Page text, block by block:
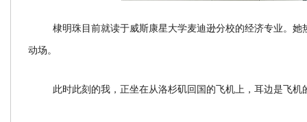
棣明珠目前就读于威斯康星大学麦迪逊分校的经济专业。
动场。
此时此刻的我，正坐在从洛杉矶回国的飞机上，耳边是飞机